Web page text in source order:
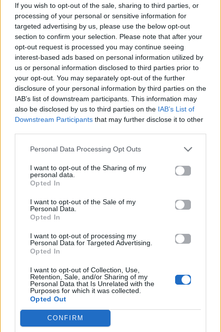
If you wish to opt-out of the sale, sharing to third parties, or
processing of your personal or sensitive information for
targeted advertising by us, please use the below opt-out
section to confirm your selection. Please note that after your
opt-out request is processed you may continue seeing
interest-based ads based on personal information utilized by
us or personal information disclosed to third parties prior to
your opt-out. You may separately opt-out of the further
disclosure of your personal information by third parties on the
IAB’s list of downstream participants. This information may
also be disclosed by us to third parties on the IAB’s List of
Downstream Participants that may further disclose it to other
Personal Data Processing Opt Outs
I want to opt-out of the Sharing of my
personal data.
Opted In
I want to opt-out of the Sale of my
Personal Data.
Opted In
I want to opt-out of processing my
Personal Data for Targeted Advertising.
Opted In
I want to opt-out of Collection, Use,
Retention, Sale, and/or Sharing of my
Personal Data that Is Unrelated with the
Purposes for which it was collected.
Opted Out
CONFIRM
κάνει push ups!
29.06.2017
βίντεο από το
αγώνισμα της
Κυριακής – Υπήρξε
παραβίαση κανόνων;
26.06.2017
All Videos
Ντάνου στο Survivor
που δεν πρόσεξε
(σχεδόν) κανείς!
25.05.2017
All Videos
κλείστηκε δεμένος